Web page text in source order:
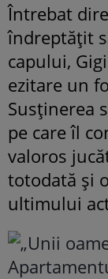
Întrebat
îndreptățit
capului,
ezitare un
Susținerea
pe care îl
valoros
totodată și
ultimului